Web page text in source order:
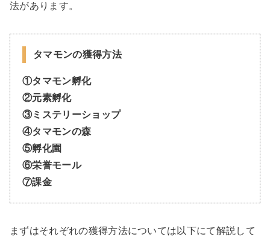
法があります。
タマモンの獲得方法
①タマモン孵化
②元素孵化
③ミステリーショップ
④タマモンの森
⑤孵化園
⑥栄誉モール
⑦課金
まずはそれぞれの獲得方法については以下にて解説して